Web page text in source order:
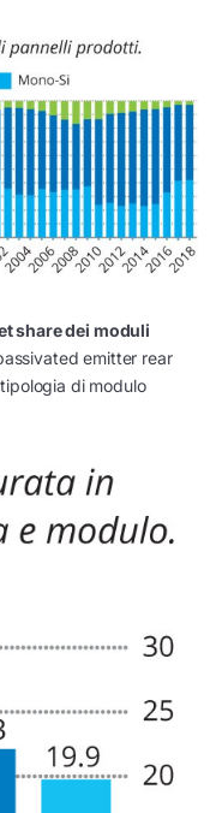
share dei moduli
emitter rear
di modulo